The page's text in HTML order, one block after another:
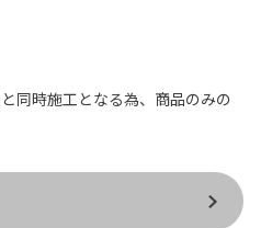
同時施工となる為、商品のみの